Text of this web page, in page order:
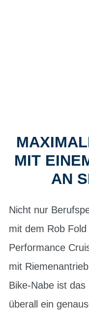
MIT
N
Nicht nur
mit dem Rob
Performance
mit
Bike-Nabe ist
überall ein